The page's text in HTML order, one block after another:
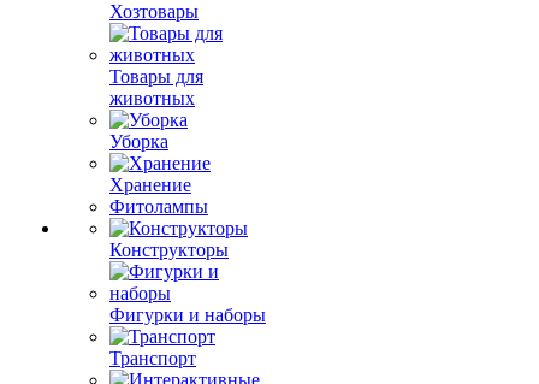
Хозтовары
Товары для
животных
Уборка
Хранение
Фитолампы
Конструкторы
Фигурки и наборы
Транспорт